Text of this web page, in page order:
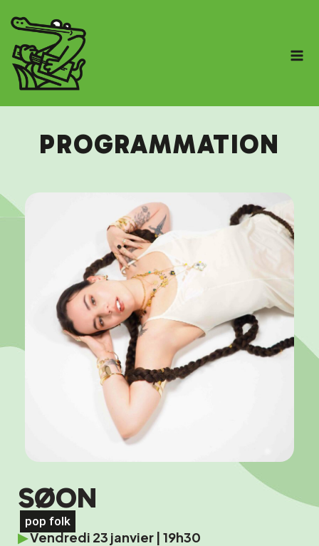
PROGRAMMATION
SØON
pop folk
▶Vendredi 23 janvier | 19h30